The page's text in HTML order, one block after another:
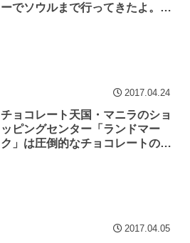
ーでソウルまで行ってきたよ。こ
2017.04.24
チョコレート天国・マニラのショ
ッピングセンター「ランドマー
ク」は圧倒的なチョコレートの品
2017.04.05